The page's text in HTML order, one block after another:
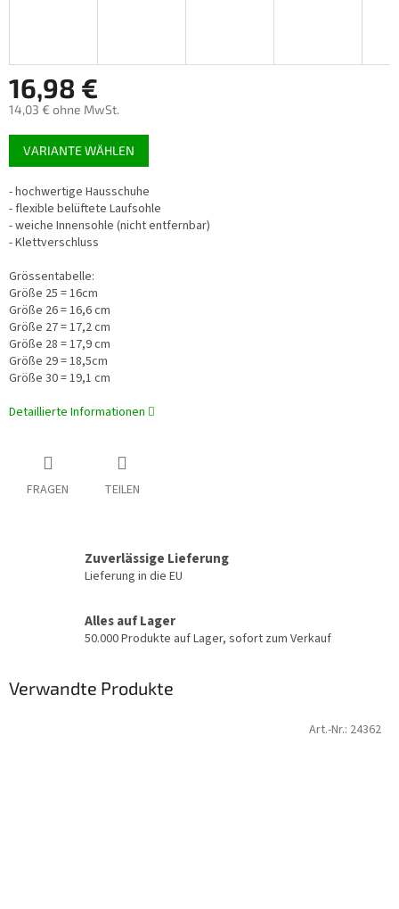
16,98 €
14,03 € ohne MwSt.
Verkaufspreis:
VARIANTE WÄHLEN
-hochwertige Hausschuhe
- flexible belüftete Laufsohle
- weiche Innensohle (nicht entfernbar)
- Klettverschluss
Grössentabelle:
Größe 25 = 16cm
Größe 26 = 16,6 cm
Größe 27 = 17,2 cm
Größe 28 = 17,9 cm
Größe 29 = 18,5cm
Größe 30 = 19,1 cm
Detaillierte Informationen
FRAGEN TEILEN
Zuverlässige Lieferung
Lieferung in die EU
Alles auf Lager
50.000 Produkte auf Lager, sofort zum Verkauf
Verwandte Produkte
Art.-Nr.: 24362